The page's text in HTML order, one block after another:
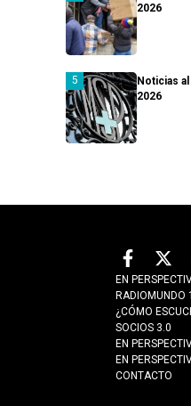
2026
Noticias
2026
EN
RADIOMUNDO
¿CÓMO
SOCIOS 3.0
EN
EN
CONTACTO